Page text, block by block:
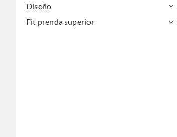
Diseño
Fit prenda superior